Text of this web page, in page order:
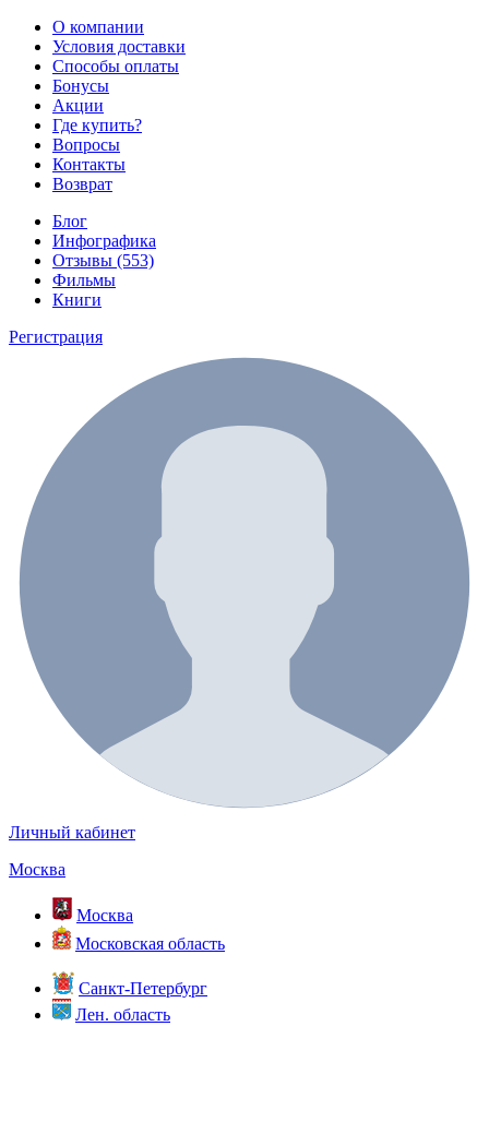
О компании
Условия доставки
Способы оплаты
Бонусы
Акции
Где купить?
Вопросы
Контакты
Возврат
Блог
Инфографика
Отзывы (553)
Фильмы
Книги
Регистрация
Личный кабинет
Москва
Москва
Московская область
Санкт-Петербург
Лен. область